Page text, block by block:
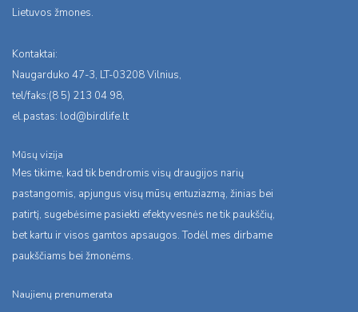
Lietuvos žmones.
Kontaktai:
Naugarduko 47-3, LT-03208 Vilnius,
tel/faks:(8 5) 213 04 98,
el.pastas: lod@birdlife.lt
Mūsų vizija
Mes tikime, kad tik bendromis visų draugijos narių
pastangomis, apjungus visų mūsų entuziazmą, žinias bei
patirtį, sugebėsime pasiekti efektyvesnės ne tik paukščių,
bet kartu ir visos gamtos apsaugos. Todėl mes dirbame
paukščiams bei žmonėms.
Naujienų prenumerata